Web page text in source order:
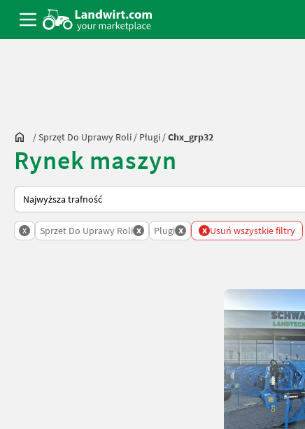
/Sprzęt Do Uprawy Roli / Pługi /Chx_grp32
Rynek maszyn
Tak sortuje się na Landwirt.com
x Sprzet Do Uprawy Roli x Plugi x x Usuń wszystkie filtry